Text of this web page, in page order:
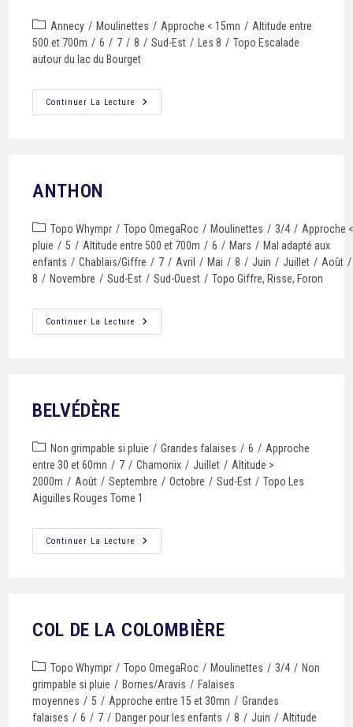
Annecy / Moulinettes / Approche < 15mn / Altitude entre
500 et 700m / 6 / 7 / 8 / Sud-Est / Les 8 / Topo Escalade
autour du lac du Bourget
Continuer La Lecture
ANTHON
Topo Whympr / Topo OmegaRoc / Moulinettes / 3/4 / Approche
pluie / 5 / Altitude entre 500 et 700m / 6 / Mars / Mal adapté aux
enfants / Chablais/Giffre / 7 / Avril / Mai / 8 / Juin / Juillet / Août /
8 / Novembre / Sud-Est / Sud-Ouest / Topo Giffre, Risse, Foron
Continuer La Lecture
BELVÉDÈRE
Non grimpable si pluie / Grandes falaises / 6 / Approche
entre 30 et 60mn / 7 / Chamonix / Juillet / Altitude >
2000m / Août / Septembre / Octobre / Sud-Est / Topo Les
Aiguilles Rouges Tome 1
Continuer La Lecture
COL DE LA COLOMBIÈRE
Topo Whympr / Topo OmegaRoc / Moulinettes / 3/4 / Non
grimpable si pluie / Bornes/Aravis / Falaises
moyennes / 5 / Approche entre 15 et 30mn / Grandes
falaises / 6 / 7 / Danger pour les enfants / 8 / Juin / Altitude